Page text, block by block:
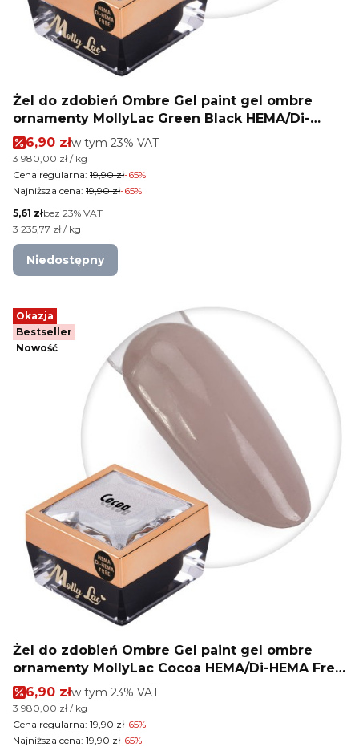
Żel do zdobień Ombre Gel paint gel ombre
ornamenty MollyLac Green Black HEMA/Di-
HEMA Free Nr 22 5g
Cena promocyjna brutto
6,90 złw tym %s VAT
w tym 23% VAT
Cena jednostkowa brutto
3 980,00 zł / kg
Cena regularna: 19,90 zł-65%
Najniższa cena: 19,90 zł-65%
Cena netto
5,61 złbez 23% VAT
Cena jednostkowa netto
3 235,77 zł / kg
Niedostępny
Okazja
Bestseller
Nowość
Żel do zdobień Ombre Gel paint gel ombre
ornamenty MollyLac Cocoa HEMA/Di-HEMA Free
Nr 21 5g
Cena promocyjna brutto
6,90 złw tym %s VAT
w tym 23% VAT
Cena jednostkowa brutto
3 980,00 zł / kg
Cena regularna: 19,90 zł-65%
Najniższa cena: 19,90 zł-65%